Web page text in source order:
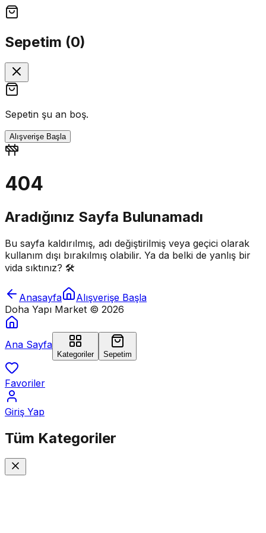
Sepetim (0)
Sepetin şu an boş.
Alışverişe Başla
404
Aradığınız Sayfa Bulunamadı
Bu sayfa kaldırılmış, adı değiştirilmiş veya geçici olarak
kullanım dışı bırakılmış olabilir. Ya da belki de yanlış bir
vida sıktınız? 🛠️
Anasayfa
Alışverişe Başla
Doha Yapı Market © 2026
Ana Sayfa
Kategoriler Sepetim
Favoriler
Giriş Yap
Tüm Kategoriler